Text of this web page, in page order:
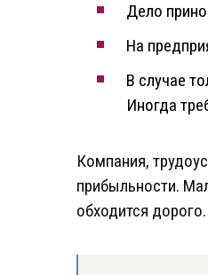
Дело
На
В случае
Иногда
Компания,
прибыльности.
обходится